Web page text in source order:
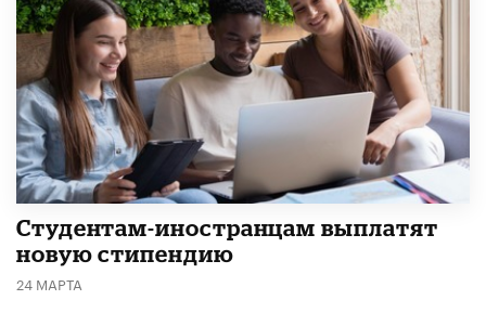
Студентам-иностранцам выплатят
новую стипендию
24 МАРТА